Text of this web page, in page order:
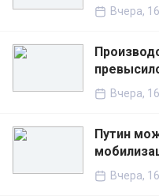
Вчера,
Вчера,
Путин
Вчера,